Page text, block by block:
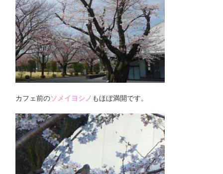
カフェ前のソメイヨシノ もほぼ満開です。